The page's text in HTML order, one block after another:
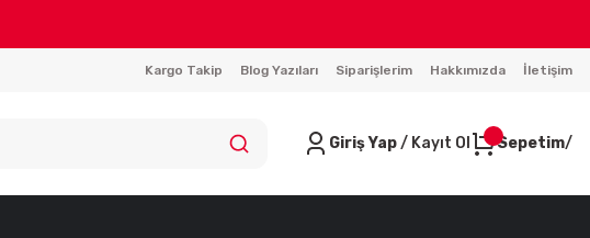
Kargo Takip Blog Yazıları Siparişlerim Hakkımızda İletişim
Giriş Yap/ Kayıt Ol Sepetim